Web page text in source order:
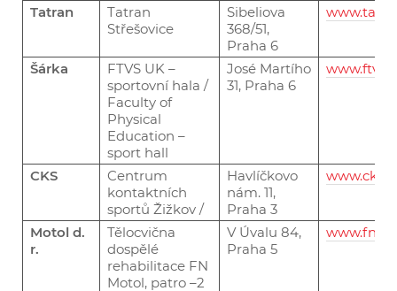
Tatran
Tatran
Střešovice
Sibeliova
368/51,
Praha 6
Šárka
FTVS UK –
sportovní hala /
Faculty of
Physical
Education –
sport hall
José Martího
31, Praha 6
CKS
Centrum
kontaktních
sportů Žižkov /
Havlíčkovo
nám. 11,
Praha 3
Motol d.
r.
Tělocvična
dospělé
rehabilitace FN
Motol, patro –2
V Úvalu 84,
Praha 5